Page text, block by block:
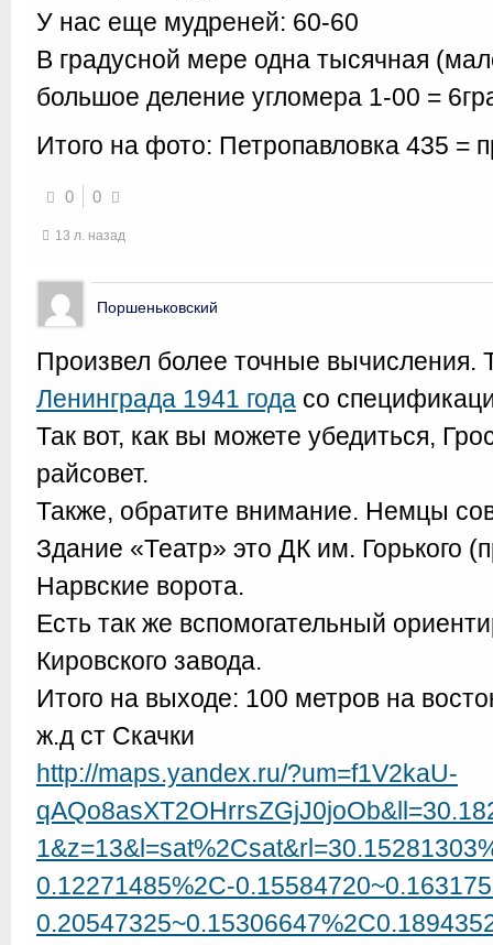
У нас еще мудреней: 60-60
В градусной мере одна тысячная
большое деление угломера 1-00 =
Итого на фото: Петропавловка 435 =
0 0
13 л. назад
Поршеньковский
Произвел более точные вычисления.
Ленинграда 1941 года со
Так вот, как вы можете убедиться,
райсовет.
Также, обратите внимание. Немцы
Здание «Театр» это ДК им. Горького
Нарвские ворота.
Есть так же вспомогательный
Кировского завода.
Итого на выходе: 100 метров на
ж.д ст Скачки
http://maps.yandex.ru/?um=f1V2kaU-
0.12271485%2C-